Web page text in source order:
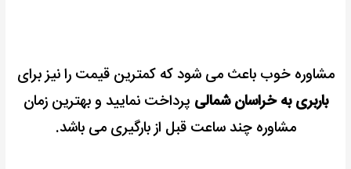
مشاوره خوب باعث می شود که کمترین قیمت را نیز برای
باربری به خراسان شمالی پرداخت نمایید و بهترین زمان
مشاوره چند ساعت قبل از بارگیری می باشد.